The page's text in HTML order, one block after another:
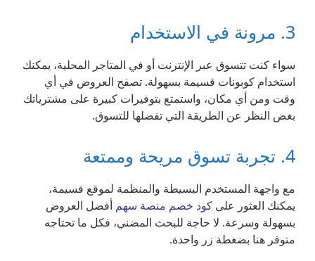
3. مرونة في الاستخدام
سواء كنت تتسوق عبر الإنترنت أو في المتاجر المحلية، يمكنك
استخدام كوبونات قسيمة بسهولة. تصفح العروض في أي
وقت ومن أي مكان، واستمتع بتوفيرات كبيرة على مشترياتك
بغض النظر عن الطريقة التي تفضلها للتسوق.
4. تجربة تسوق مريحة وممتعة
مع واجهة المستخدم البسيطة والمنظمة لموقع قسيمة،
يمكنك العثور على كود خصم منصة سهم أفضل العروض
بسهولة وسرعة. لا حاجة للبحث المضني، فكل ما تحتاجه
متوفر هنا بضغطة زر واحدة.